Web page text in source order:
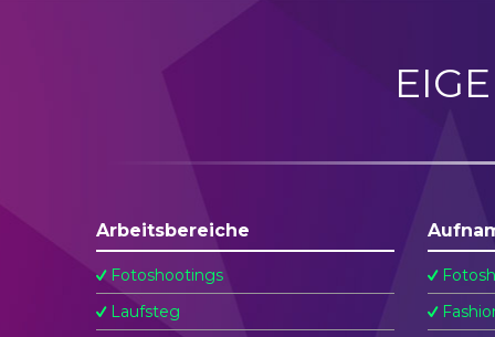
Arbeitsbereiche
Fotoshootings
Laufsteg